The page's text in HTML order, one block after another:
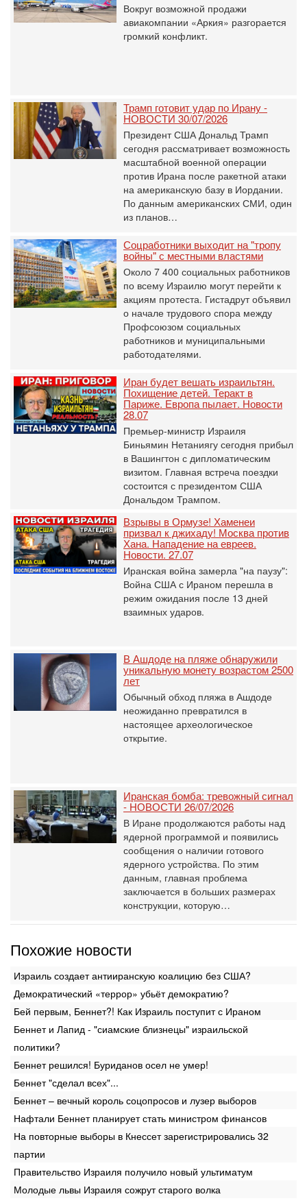
Вокруг возможной продажи
авиакомпании «Аркия» разгорается
громкий конфликт.
Трамп готовит удар по Ирану -
НОВОСТИ 30/07/2026
Президент США Дональд Трамп
сегодня рассматривает возможность
масштабной военной операции
против Ирана после ракетной атаки
на американскую базу в Иордании.
По данным американских СМИ, один
из планов…
Соцработники выходит на "тропу
войны" с местными властями
Около 7 400 социальных работников
по всему Израилю могут перейти к
акциям протеста. Гистадрут объявил
о начале трудового спора между
Профсоюзом социальных
работников и муниципальными
работодателями.
Иран будет вешать израильтян.
Похищение детей. Теракт в
Париже. Европа пылает. Новости
28.07
Премьер-министр Израиля
Биньямин Нетаниягу сегодня прибыл
в Вашингтон с дипломатическим
визитом. Главная встреча поездки
состоится с президентом США
Дональдом Трампом.
Взрывы в Ормузе! Хаменеи
призвал к джихаду! Москва против
Хана. Нападение на евреев.
Новости. 27.07
Иранская война замерла "на паузу":
Война США с Ираном перешла в
режим ожидания после 13 дней
взаимных ударов.
В Ашдоде на пляже обнаружили
уникальную монету возрастом 2500
лет
Обычный обход пляжа в Ашдоде
неожиданно превратился в
настоящее археологическое
открытие.
Иранская бомба: тревожный сигнал
- НОВОСТИ 26/07/2026
В Иране продолжаются работы над
ядерной программой и появились
сообщения о наличии готового
ядерного устройства. По этим
данным, главная проблема
заключается в больших размерах
конструкции, которую…
Похожие новости
Израиль создает антииранскую коалицию без США?‎
Демократический «террор» убьёт демократию?
Бей первым, Беннет?! Как Израиль поступит с Ираном
Беннет и Лапид - "сиамские близнецы" израильской
политики?
Беннет решился! Буриданов осел не умер!
Беннет "сделал всех"...
Беннет – вечный король соцопросов и лузер выборов
Нафтали Беннет планирует стать министром финансов
На повторные выборы в Кнессет зарегистрировались 32
партии
Правительство Израиля получило новый ультиматум
Молодые львы Израиля сожрут старого волка